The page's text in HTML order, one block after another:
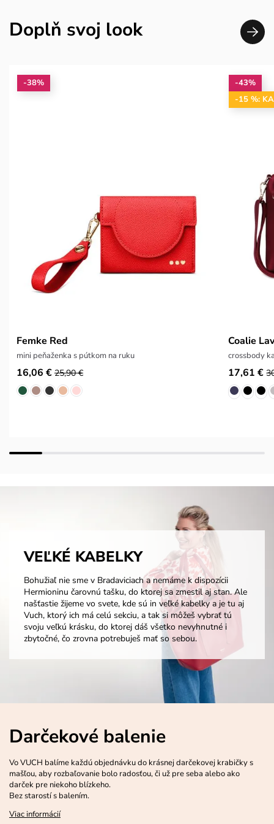
Doplň svoj look
-38%
Femke Red
mini peňaženka s pútkom na ruku
16,06 € 25,90 €
-43%
-15 %:
Coalie
crossbody
17,61 €
VEĽKÉ KABELKY
Bohužiaľ nie sme v Bradaviciach a nemáme k dispozícii
Hermioninu čarovnú tašku, do ktorej sa zmestil aj stan. Ale
našťastie žijeme vo svete, kde sú in veľké kabelky a je tu aj
Vuch, ktorý ich má celú sekciu, a tak si môžeš vybrať tú
svoju veľkú krásku, do ktorej dáš všetko nevyhnutné i
zbytočné, čo zrovna potrebuješ mať so sebou.
Darčekové balenie
Vo VUCH balíme každú objednávku do krásnej darčekovej krabičky s
mašľou, aby rozbaľovanie bolo radosťou, či už pre seba alebo ako
darček pre niekoho blízkeho.
Bez starostí s balením.
Viac informácií